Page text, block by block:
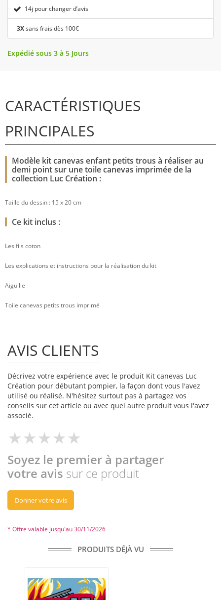
14j pour changer d’avis
3Xsans frais dès 100€
Expédié sous 3 à 5 Jours
CARACTÉRISTIQUES
PRINCIPALES
Modèle kit canevas enfant petits trous à réaliser au
demi point sur une toile canevas imprimée de la
collection Luc Création :
Taille du dessin : 15 x 20 cm
Ce kit inclus :
Les fils coton
Les explications et instructions pour la réalisation du kit
Aiguille
Toile canevas petits trous imprimé
AVIS CLIENTS
Décrivez votre expérience avec le produit Kit canevas Luc
Création pour débutant pompier, la façon dont vous l'avez
utilisé ou réalisé. N'hésitez surtout pas à partagez vos
conseils sur cet article ou avec quel autre produit vous l'avez
associé.
Soyez le premier à partager
votre avis sur ce produit
Donner votre avis
* Offre valable jusqu'au 30/11/2026
PRODUITS DÉJÀ VU